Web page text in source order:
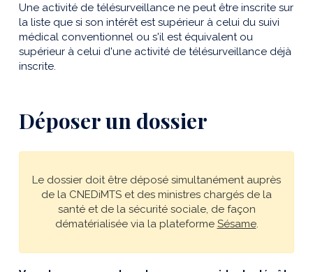
Une activité de télésurveillance ne peut être inscrite sur
la liste que si son intérêt est supérieur à celui du suivi
médical conventionnel ou s'il est équivalent ou
supérieur à celui d'une activité de télésurveillance déjà
inscrite.
Déposer un dossier
Le dossier doit être déposé simultanément auprès
de la CNEDiMTS et des ministres chargés de la
santé et de la sécurité sociale, de façon
dématérialisée via la plateforme Sésame.